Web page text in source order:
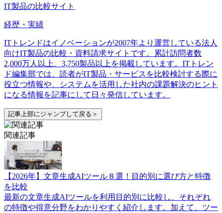
IT製品の比較サイト
経歴・実績
ITトレンドはイノベーションが2007年より運営している法人
向けIT製品の比較・資料請求サイトです。累計訪問者数
2,000万人以上、3,750製品以上を掲載しています。ITトレン
ド編集部では、読者がIT製品・サービスを比較検討する際に
役立つ情報や、システムを活用した社内の課題解決のヒント
になる情報を記事にして日々発信しています。
記事上部にジャンプして戻る＞
関連記事
【2026年】文章生成AIツール８選！目的別に選び方と特徴
を比較
最新の文章生成AIツールを利用目的別に比較し、それぞれ
の特徴や得意分野をわかりやすく紹介します。加えて、ツー